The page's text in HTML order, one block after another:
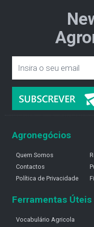
Agronegócios
Quem Somos
Contactos
Política de Privacidade
Ferramentas Úteis
Vocabulário Agricola